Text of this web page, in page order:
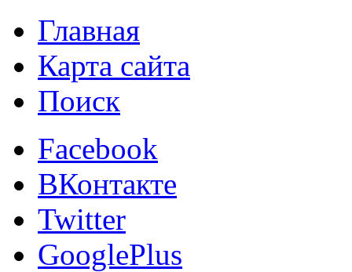
Главная
Карта сайта
Поиск
Facebook
ВКонтакте
Twitter
GooglePlus